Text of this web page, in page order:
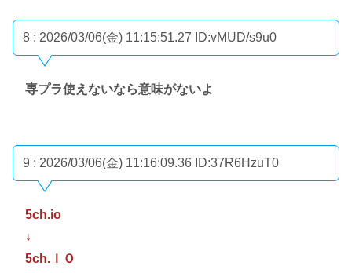
8 : 2026/03/06(金) 11:15:51.27 ID:vMUD/s9u0
専プラ使えないなら意味がないよ
9 : 2026/03/06(金) 11:16:09.36 ID:37R6HzuT0
5ch.io
↓
5ch.ＩＯ